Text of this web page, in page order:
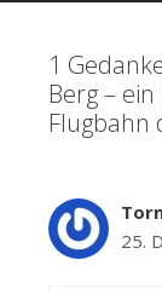
1
Berg –
Flugbahn
25.